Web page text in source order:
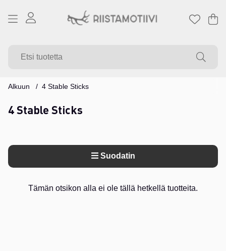
.
Alkuun 4 Stable Sticks
4 Stable Sticks
Suodatin
TuotteetTämän otsikon alla ei ole tällä hetkellä tuotteita.